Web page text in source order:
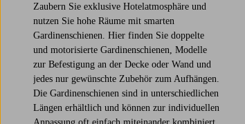
Zaubern Sie exklusive Hotelatmosphäre und
nutzen Sie hohe Räume mit smarten
Gardinenschienen. Hier finden Sie doppelte
und motorisierte Gardinenschienen, Modelle
zur Befestigung an der Decke oder Wand und
jedes nur gewünschte Zubehör zum Aufhängen.
Die Gardinenschienen sind in unterschiedlichen
Längen erhältlich und können zur individuellen